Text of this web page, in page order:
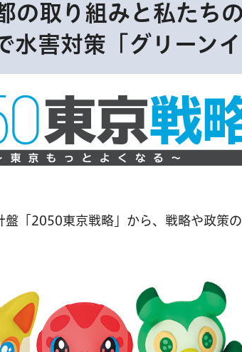
の取り組みと私たち
害対策「グリーンイ
「2050東京戦略」から、戦略や政策の